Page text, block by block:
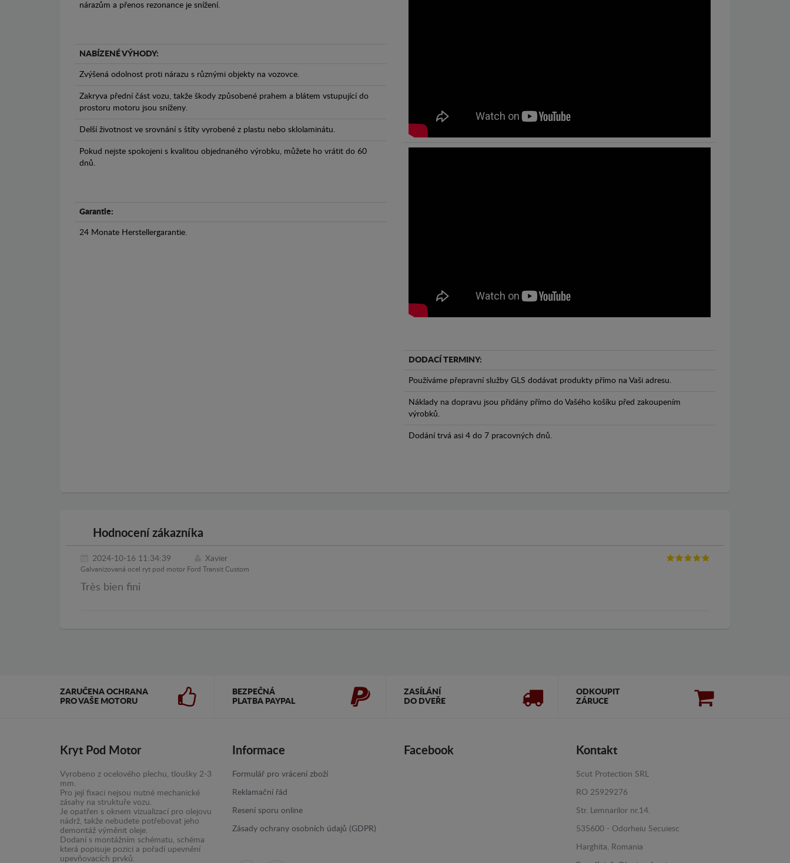
nárazům a přenos rezonance je snížení.
NABÍZENÉ VÝHODY:
Zvýšená odolnost proti nárazu s různými objekty na vozovce.
Zakryva přední část vozu, takže škody způsobené prahem a blátem vstupující do
prostoru motoru jsou sníženy.
Delší životnost ve srovnání s štíty vyrobené z plastu nebo sklolaminátu.
Pokud nejste spokojeni s kvalitou objednaného výrobku, můžete ho vrátit do 60
dnů.
Garantie:
24 Monate Herstellergarantie.
DODACÍ TERMINY:
Používáme přepravní služby GLS dodávat produkty přímo na Vaši adresu.
Náklady na dopravu jsou přidány přímo do Vašého košíku před zakoupením
výrobků.
Dodání trvá asi 4 do 7 pracovných dnů.
Hodnocení zákazníka
2024-10-16 11:34:39 Xavier
Galvanizovaná ocel ryt pod motor Ford Transit Custom
Très bien fini
ZARUČENA OCHRANA
PRO VAŠE MOTORU
BEZPEČNÁ
PLATBA PAYPAL
ZASÍLÁNÍ
DO DVEŘE
ODKOUPIT
ZÁRUCE
Kryt Pod Motor
Vyrobeno z ocelového plechu, tloušky 2-3
mm.
Pro její fixaci nejsou nutné mechanické
zásahy na struktuře vozu.
Je opatřen s oknem vizualizací pro olejovu
nádrž, takže nebudete potřebovat jeho
demontáž výměnit oleje.
Dodaní s montážním schématu, schéma
která popisuje pozici a pořadí upevnění
upevňovacích prvků.
Informace
Formulář pro vrácení zboží
Reklamační řád
Resení sporu online
Zásady ochrany osobních údajů (GDPR)
Facebook Kontakt
Scut Protection SRL
RO 25929276
Str. Lemnarilor nr.14.
535600 - Odorheiu Secuiesc
Harghita, Romania